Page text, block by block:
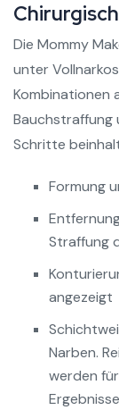
Die Mommy
unter
Kombinationen
Bauchstraffung
Schritte
Formung
Straffung
angezeigt
Narben.
werden